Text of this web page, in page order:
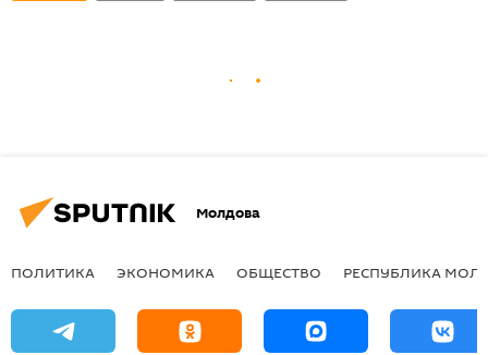
Молдова
ПОЛИТИКА ЭКОНОМИКА ОБЩЕСТВО РЕСПУБЛИКА